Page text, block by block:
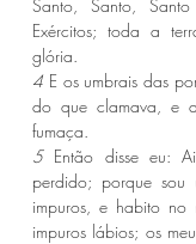
Santo, Santo,
Exércitos; toda a
glória.
4 E os umbrais das
do que clamava, e
fumaça.
5 Então disse eu:
perdido; porque sou
impuros, e habito
impuros lábios; os